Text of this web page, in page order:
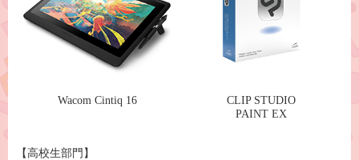
Wacom Cintiq 16
CLIP STUDIO
PAINT EX
【高校生部門】